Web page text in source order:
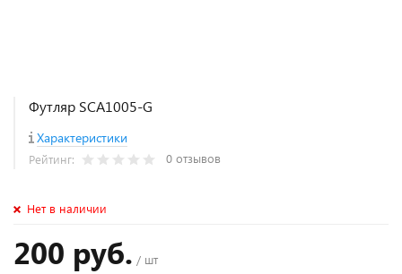
Футляр SCA1005-G
Характеристики
Рейтинг: 0 отзывов
Нет в наличии
200 руб. / шт